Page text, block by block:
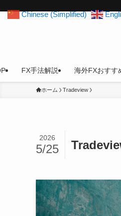
FX手法解説 海外FXおすす
ホーム Tradeview
2026
5/25
Chinese (Simplified)